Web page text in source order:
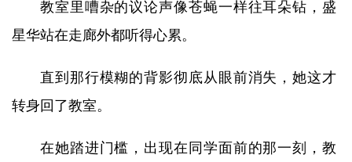
教室里嘈杂的议论声像苍蝇一样往耳朵钻，盛
星华站在走廊外都听得心累。
直到那行模糊的背影彻底从眼前消失，她这才
转身回了教室。
在她踏进门槛，出现在同学面前的那一刻，教